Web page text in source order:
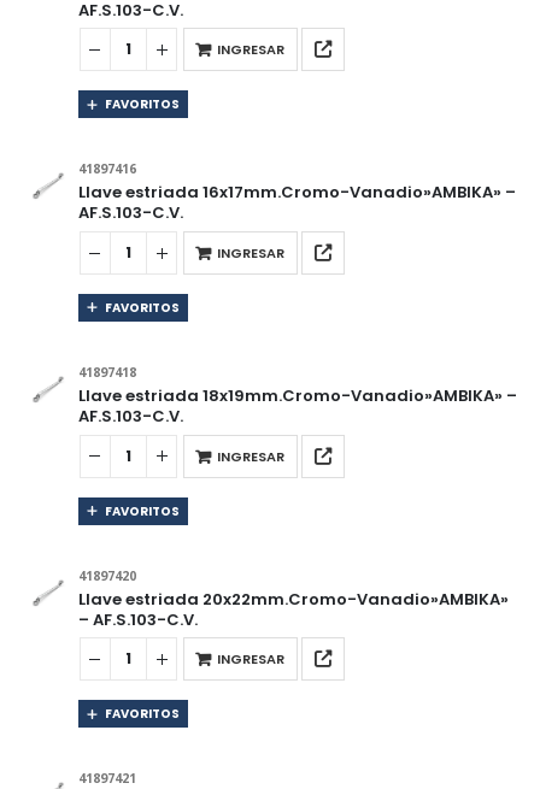
AF.S.103-C.V.
INGRESAR
FAVORITOS
41897416
Llave estriada 16x17mm.Cromo-Vanadio»AMBIKA» –
AF.S.103-C.V.
INGRESAR
FAVORITOS
41897418
Llave estriada 18x19mm.Cromo-Vanadio»AMBIKA» –
AF.S.103-C.V.
INGRESAR
FAVORITOS
41897420
Llave estriada 20x22mm.Cromo-Vanadio»AMBIKA»
– AF.S.103-C.V.
INGRESAR
FAVORITOS
41897421